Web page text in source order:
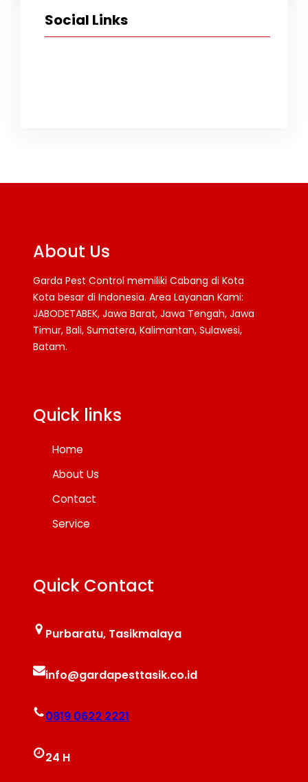
Social Links
About Us
Garda Pest Control memiliki Cabang di Kota
Kota besar di Indonesia. Area Layanan Kami:
JABODETABEK, Jawa Barat, Jawa Tengah, Jawa
Timur, Bali, Sumatera, Kalimantan, Sulawesi,
Batam.
Quick links
Home
About Us
Contact
Service
Quick Contact
Purbaratu, Tasikmalaya
info@gardapesttasik.co.id
0819 0622 2221
24 H